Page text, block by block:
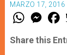
MARZO 17, 2016
W
t
s
M
e
s
e
F
a
e
b
Share this